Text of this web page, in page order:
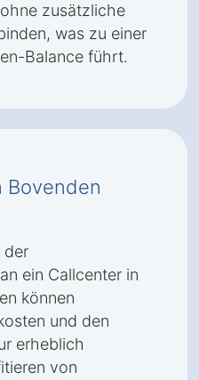
zusätzliche
was zu einer
Balance führt.
Bovenden
der
ein Callcenter in
können
und den
erheblich
von